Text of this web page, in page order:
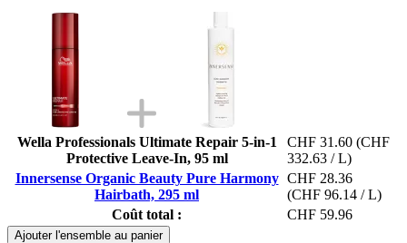
Wella Professionals Ultimate Repair 5-in-1
Protective Leave-In, 95 ml
CHF 31.60 (CHF
332.63 / L)
Innersense Organic Beauty Pure Harmony
Hairbath, 295 ml
CHF 28.36
(CHF 96.14 / L)
Coût total :
CHF 59.96
Ajouter l'ensemble au panier